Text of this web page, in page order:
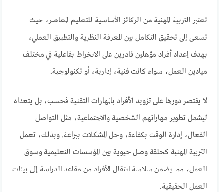
تعتبر التربية المهنية من الركائز الأساسية للتعليم المعاصر، حيث
تسعى إلى تحقيق التكامل بين المعرفة النظرية والتطبيق العملي،
بهدف إعداد أفراد مؤهلين قادرين على الانخراط بفاعلية في مختلف
ميادين العمل، سواء كانت فنية، إدارية، أو تكنولوجية.
لا يقتصر دورها على تزويد الأفراد بالمهارات التقنية فحسب، بل يتعداه
ليشمل تطوير مهاراتهم الشخصية والاجتماعية، مثل التواصل
الفعال، إدارة الوقت بكفاءة، وحل المشكلات ببراعة. وبذلك، تعمل
التربية المهنية كحلقة وصل حيوية بين المؤسسات التعليمية وسوق
العمل، مما يضمن سلاسة انتقال الأفراد من مقاعد الدراسة إلى بيئات
العمل الحقيقية.